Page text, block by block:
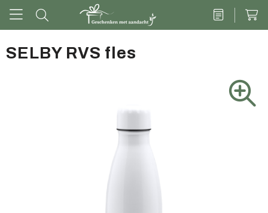
SELBY RVS fles